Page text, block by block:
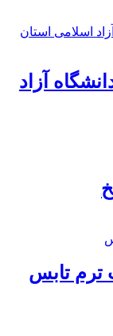
آزاد
ترم تابس